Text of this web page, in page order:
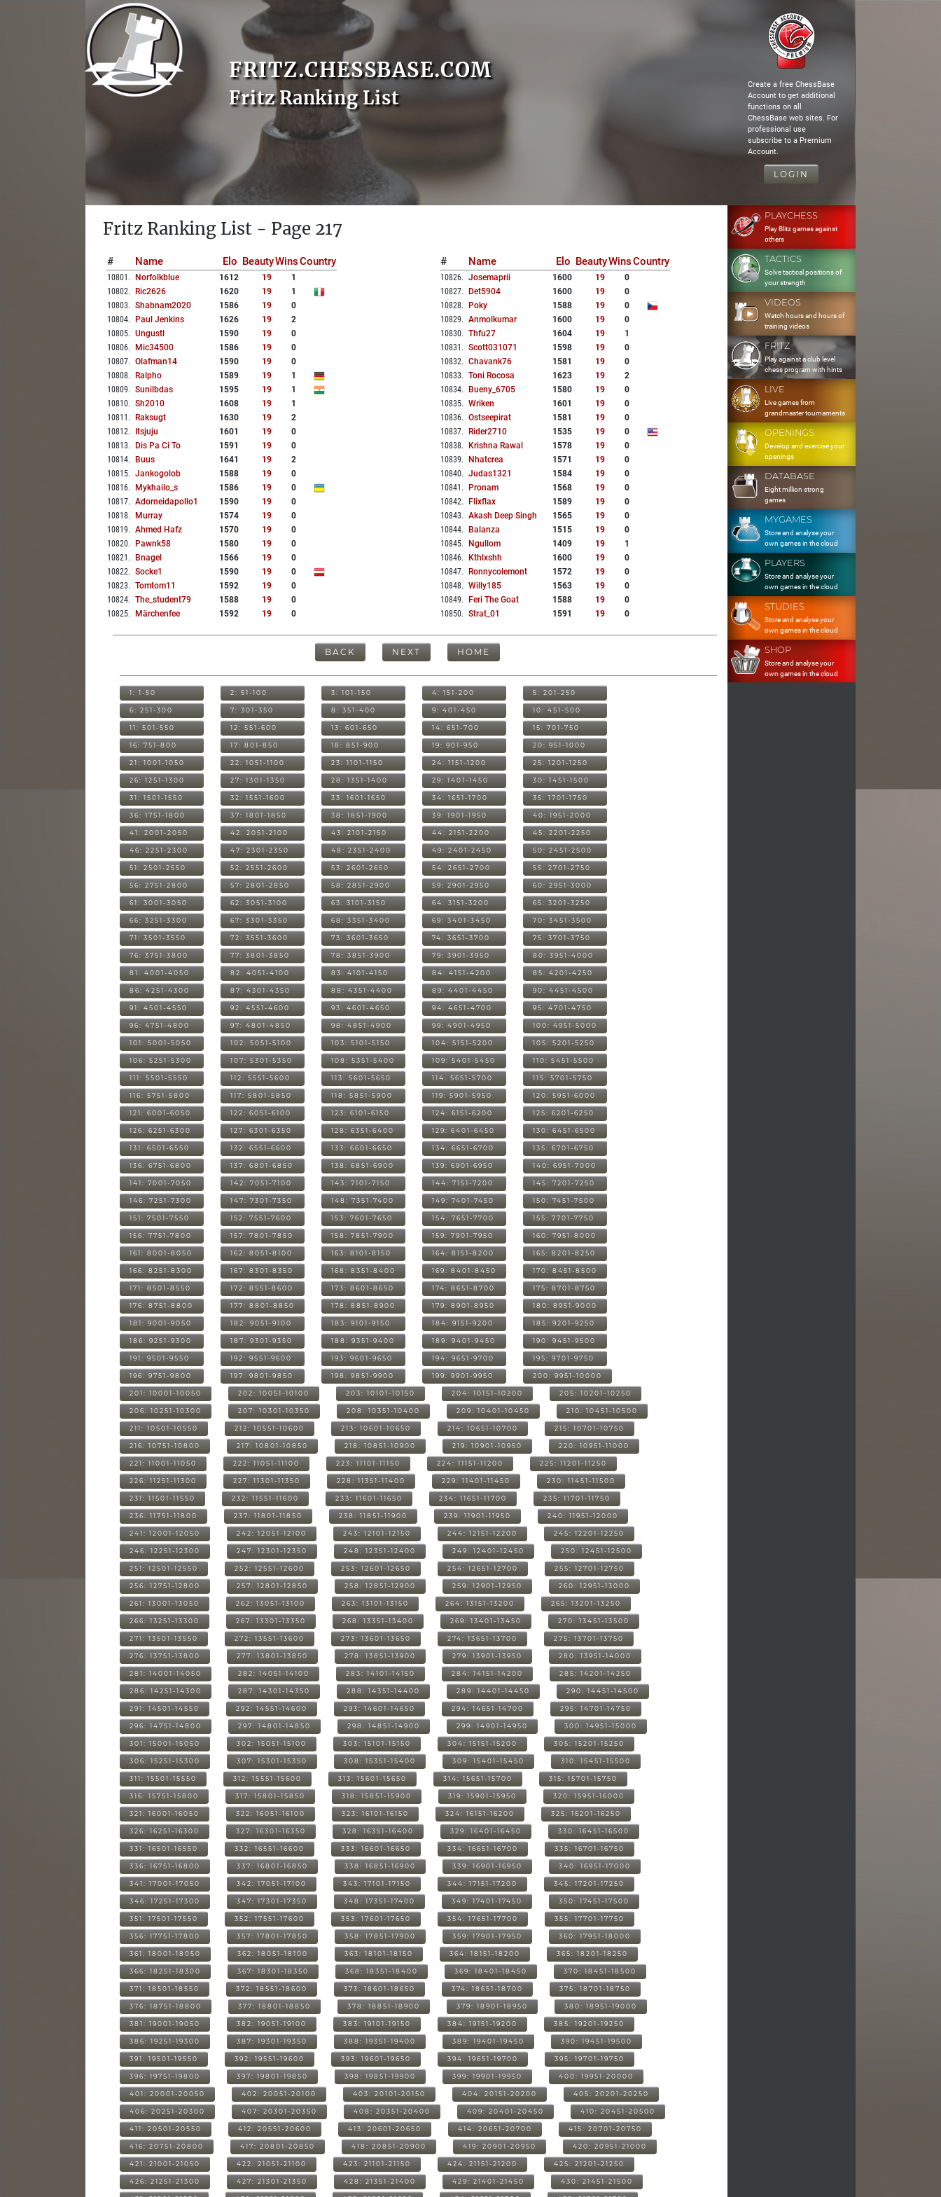
FRITZ.CHESSBASE.COM
Fritz Ranking List
Create a free ChessBase
Account to get additional
functions on all
ChessBase web sites. For
professional use
subscribe to a Premium
Account.
LOGIN
Fritz Ranking List - Page 217
# Name Elo BeautyWinsCountry
10801 . Norfolkblue 1612 19
1
10802. Ric2626 1620 19
1
10803. Shabnam2020 1586 19
0
10804. Paul Jenkins 1626 19
2
10805. Ungustl 1590 19
0
10806. Mic34500 1586 19
0
10807. Olafman14 1590 19
0
10808. Ralpho 1589 19
1
10809. Sunilbdas 1595 19
1
10810. Sh2010 1608 19
1
10811 . Raksugt 1630 19
2
10812. Itsjuju 1601 19
0
10813. Dis Pa Ci To 1591 19
0
10814. Buus 1641 19
2
10815. Jankogolob 1588 19
0
10816. Mykhailo_s 1586 19
0
10817. Adorneidapollo1 1590 19
0
10818. Murray 1574 19
0
10819. Ahmed Hafz 1570 19
0
10820. Pawnk58 1580 19
0
10821 . Bnagel 1566 19
0
10822. Socke1 1590 19
0
10823. Tomtom11 1592 19
0
10824. The_student79 1588 19
0
10825. Märchenfee 1592 19 0
# Name Elo BeautyWinsCountry
10826. Josemaprii 1600 19
0
10827. Det5904 1600 19
0
10828. Poky 1588 19
0
10829. Anmolkumar 1600 19
0
10830. Thfu27 1604 19
1
10831 . Scott031071 1598 19
0
10832. Chavank76 1581 19
0
10833. Toni Rocosa 1623 19
2
10834. Bueny_6705 1580 19
0
10835. Wriken 1601 19
0
10836. Ostseepirat 1581 19
0
10837. Rider2710 1535 19
0
10838. Krishna Rawal 1578 19
0
10839. Nhatcrea 1571 19
0
10840. Judas1321 1584 19
0
10841 . Pronam 1568 19
0
10842. Flixflax 1589 19
0
10843. Akash Deep Singh 1565 19
0
10844. Balanza 1515 19
0
10845. Ngullom 1409 19
1
10846. Kthlxshh 1600 19
0
10847. Ronnycolemont 1572 19
0
10848. Willy185 1563 19
0
10849. Feri The Goat 1588 19
0
10850. Strat_01 1591 19 0
BACK NEXT HOME
1: 1-50 2: 51-100 3: 101-150 4: 151-200 5: 201-250
6: 251-300 7: 301-350 8: 351-400 9: 401-450 10: 451-500
11: 501-550 12: 551-600 13: 601-650 14: 651-700 15: 701-750
16: 751-800 17: 801-850 18: 851-900 19: 901-950 20: 951-1000
21: 1001-1050 22: 1051-1100 23: 1101-1150 24: 1151-1200 25: 1201-1250
26: 1251-1300 27: 1301-1350 28: 1351-1400 29: 1401-1450 30: 1451-1500
31: 1501-1550 32: 1551-1600 33: 1601-1650 34: 1651-1700 35: 1701-1750
36: 1751-1800 37: 1801-1850 38: 1851-1900 39: 1901-1950 40: 1951-2000
41: 2001-2050 42: 2051-2100 43: 2101-2150 44: 2151-2200 45: 2201-2250
46: 2251-2300 47: 2301-2350 48: 2351-2400 49: 2401-2450 50: 2451-2500
51: 2501-2550 52: 2551-2600 53: 2601-2650 54: 2651-2700 55: 2701-2750
56: 2751-2800 57: 2801-2850 58: 2851-2900 59: 2901-2950 60: 2951-3000
61: 3001-3050 62: 3051-3100 63: 3101-3150 64: 3151-3200 65: 3201-3250
66: 3251-3300 67: 3301-3350 68: 3351-3400 69: 3401-3450 70: 3451-3500
71: 3501-3550 72: 3551-3600 73: 3601-3650 74: 3651-3700 75: 3701-3750
76: 3751-3800 77: 3801-3850 78: 3851-3900 79: 3901-3950 80: 3951-4000
81: 4001-4050 82: 4051-4100 83: 4101-4150 84: 4151-4200 85: 4201-4250
86: 4251-4300 87: 4301-4350 88: 4351-4400 89: 4401-4450 90: 4451-4500
91: 4501-4550 92: 4551-4600 93: 4601-4650 94: 4651-4700 95: 4701-4750
96: 4751-4800 97: 4801-4850 98: 4851-4900 99: 4901-4950 100: 4951-5000
101: 5001-5050 102: 5051-5100 103: 5101-5150 104: 5151-5200 105: 5201-5250
106: 5251-5300 107: 5301-5350 108: 5351-5400 109: 5401-5450 110: 5451-5500
111: 5501-5550 112: 5551-5600 113: 5601-5650 114: 5651-5700 115: 5701-5750
116: 5751-5800 117: 5801-5850 118: 5851-5900 119: 5901-5950 120: 5951-6000
121: 6001-6050 122: 6051-6100 123: 6101-6150 124: 6151-6200 125: 6201-6250
126: 6251-6300 127: 6301-6350 128: 6351-6400 129: 6401-6450 130: 6451-6500
131: 6501-6550 132: 6551-6600 133: 6601-6650 134: 6651-6700 135: 6701-6750
136: 6751-6800 137: 6801-6850 138: 6851-6900 139: 6901-6950 140: 6951-7000
141: 7001-7050 142: 7051-7100 143: 7101-7150 144: 7151-7200 145: 7201-7250
146: 7251-7300 147: 7301-7350 148: 7351-7400 149: 7401-7450 150: 7451-7500
151: 7501-7550 152: 7551-7600 153: 7601-7650 154: 7651-7700 155: 7701-7750
156: 7751-7800 157: 7801-7850 158: 7851-7900 159: 7901-7950 160: 7951-8000
161: 8001-8050 162: 8051-8100 163: 8101-8150 164: 8151-8200 165: 8201-8250
166: 8251-8300 167: 8301-8350 168: 8351-8400 169: 8401-8450 170: 8451-8500
171: 8501-8550 172: 8551-8600 173: 8601-8650 174: 8651-8700 175: 8701-8750
176: 8751-8800 177: 8801-8850 178: 8851-8900 179: 8901-8950 180: 8951-9000
181: 9001-9050 182: 9051-9100 183: 9101-9150 184: 9151-9200 185: 9201-9250
186: 9251-9300 187: 9301-9350 188: 9351-9400 189: 9401-9450 190: 9451-9500
191: 9501-9550 192: 9551-9600 193: 9601-9650 194: 9651-9700 195: 9701-9750
196: 9751-9800 197: 9801-9850 198: 9851-9900 199: 9901-9950 200: 9951-10000
201: 10001-10050 202: 10051-10100 203: 10101-10150 204: 10151-10200 205: 10201-10250
206: 10251-10300 207: 10301-10350 208: 10351-10400 209: 10401-10450 210: 10451-10500
211: 10501-10550 212: 10551-10600 213: 10601-10650 214: 10651-10700 215: 10701-10750
216: 10751-10800 217: 10801-10850 218: 10851-10900 219: 10901-10950 220: 10951-11000
221: 11001-11050 222: 11051-11100 223: 11101-11150 224: 11151-11200 225: 11201-11250
226: 11251-11300 227: 11301-11350 228: 11351-11400 229: 11401-11450 230: 11451-11500
231: 11501-11550 232: 11551-11600 233: 11601-11650 234: 11651-11700 235: 11701-11750
236: 11751-11800 237: 11801-11850 238: 11851-11900 239: 11901-11950 240: 11951-12000
241: 12001-12050 242: 12051-12100 243: 12101-12150 244: 12151-12200 245: 12201-12250
246: 12251-12300 247: 12301-12350 248: 12351-12400 249: 12401-12450 250: 12451-12500
251: 12501-12550 252: 12551-12600 253: 12601-12650 254: 12651-12700 255: 12701-12750
256: 12751-12800 257: 12801-12850 258: 12851-12900 259: 12901-12950 260: 12951-13000
261: 13001-13050 262: 13051-13100 263: 13101-13150 264: 13151-13200 265: 13201-13250
266: 13251-13300 267: 13301-13350 268: 13351-13400 269: 13401-13450 270: 13451-13500
271: 13501-13550 272: 13551-13600 273: 13601-13650 274: 13651-13700 275: 13701-13750
276: 13751-13800 277: 13801-13850 278: 13851-13900 279: 13901-13950 280: 13951-14000
281: 14001-14050 282: 14051-14100 283: 14101-14150 284: 14151-14200 285: 14201-14250
286: 14251-14300 287: 14301-14350 288: 14351-14400 289: 14401-14450 290: 14451-14500
291: 14501-14550 292: 14551-14600 293: 14601-14650 294: 14651-14700 295: 14701-14750
296: 14751-14800 297: 14801-14850 298: 14851-14900 299: 14901-14950 300: 14951-15000
301: 15001-15050 302: 15051-15100 303: 15101-15150 304: 15151-15200 305: 15201-15250
306: 15251-15300 307: 15301-15350 308: 15351-15400 309: 15401-15450 310: 15451-15500
311: 15501-15550 312: 15551-15600 313: 15601-15650 314: 15651-15700 315: 15701-15750
316: 15751-15800 317: 15801-15850 318: 15851-15900 319: 15901-15950 320: 15951-16000
321: 16001-16050 322: 16051-16100 323: 16101-16150 324: 16151-16200 325: 16201-16250
326: 16251-16300 327: 16301-16350 328: 16351-16400 329: 16401-16450 330: 16451-16500
331: 16501-16550 332: 16551-16600 333: 16601-16650 334: 16651-16700 335: 16701-16750
336: 16751-16800 337: 16801-16850 338: 16851-16900 339: 16901-16950 340: 16951-17000
341: 17001-17050 342: 17051-17100 343: 17101-17150 344: 17151-17200 345: 17201-17250
346: 17251-17300 347: 17301-17350 348: 17351-17400 349: 17401-17450 350: 17451-17500
351: 17501-17550 352: 17551-17600 353: 17601-17650 354: 17651-17700 355: 17701-17750
356: 17751-17800 357: 17801-17850 358: 17851-17900 359: 17901-17950 360: 17951-18000
361: 18001-18050 362: 18051-18100 363: 18101-18150 364: 18151-18200 365: 18201-18250
366: 18251-18300 367: 18301-18350 368: 18351-18400 369: 18401-18450 370: 18451-18500
371: 18501-18550 372: 18551-18600 373: 18601-18650 374: 18651-18700 375: 18701-18750
376: 18751-18800 377: 18801-18850 378: 18851-18900 379: 18901-18950 380: 18951-19000
381: 19001-19050 382: 19051-19100 383: 19101-19150 384: 19151-19200 385: 19201-19250
386: 19251-19300 387: 19301-19350 388: 19351-19400 389: 19401-19450 390: 19451-19500
391: 19501-19550 392: 19551-19600 393: 19601-19650 394: 19651-19700 395: 19701-19750
396: 19751-19800 397: 19801-19850 398: 19851-19900 399: 19901-19950 400: 19951-20000
401: 20001-20050 402: 20051-20100 403: 20101-20150 404: 20151-20200 405: 20201-20250
406: 20251-20300 407: 20301-20350 408: 20351-20400 409: 20401-20450 410: 20451-20500
411: 20501-20550 412: 20551-20600 413: 20601-20650 414: 20651-20700 415: 20701-20750
416: 20751-20800 417: 20801-20850 418: 20851-20900 419: 20901-20950 420: 20951-21000
421: 21001-21050 422: 21051-21100 423: 21101-21150 424: 21151-21200 425: 21201-21250
426: 21251-21300 427: 21301-21350 428: 21351-21400 429: 21401-21450 430: 21451-21500
PLAYCHESS
Play Blitz games against
others
TACTICS
Solve tactical positions of
your strength
VIDEOS
Watch hours and hours of
training videos
FRITZ
Play against a club level
chess program with hints
LIVE
Live games from
grandmaster tournaments
OPENINGS
Develop and exercise your
openings
DATABASE
Eight million strong
games
MYGAMES
Store and analyse your
own games in the cloud
PLAYERS
Store and analyse your
own games in the cloud
STUDIES
Store and analyse your
own games in the cloud
SHOP
Store and analyse your
own games in the cloud